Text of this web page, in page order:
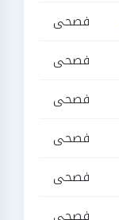
فصحى
فصحى
فصحى
فصحى
فصحى